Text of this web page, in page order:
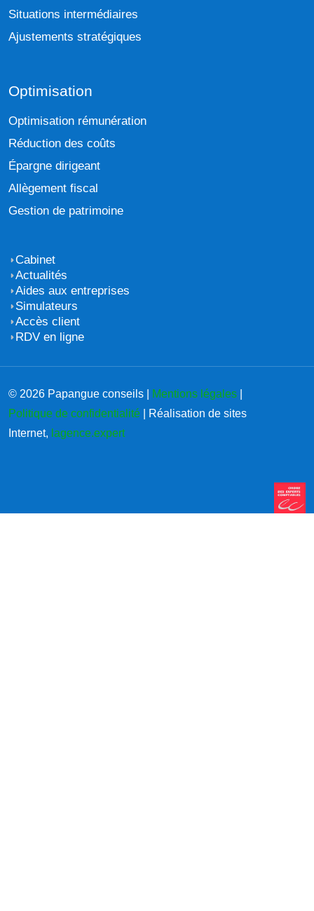
Situations intermédiaires
Ajustements stratégiques
Optimisation
Optimisation rémunération
Réduction des coûts
Épargne dirigeant
Allègement fiscal
Gestion de patrimoine
Cabinet
Actualités
Aides aux entreprises
Simulateurs
Accès client
RDV en ligne
© 2026 Papangue conseils | Mentions légales
Politique de confidentialité | Réalisation de sites
Internet, lagence.expert